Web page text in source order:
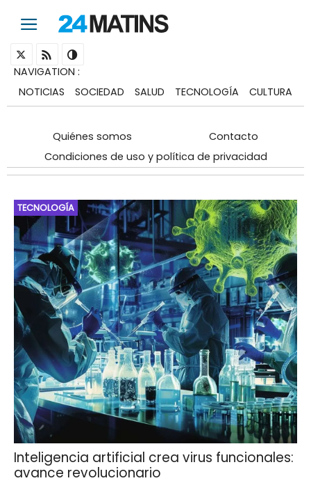
NAVIGATION :
NOTICIAS
SOCIEDAD SALUD TECNOLOGÍA CULTURA
Quiénes somos
Contacto
Condiciones de uso y política de privacidad
TECNOLOGÍA
Inteligencia artificial crea virus funcionales:
avance revolucionario